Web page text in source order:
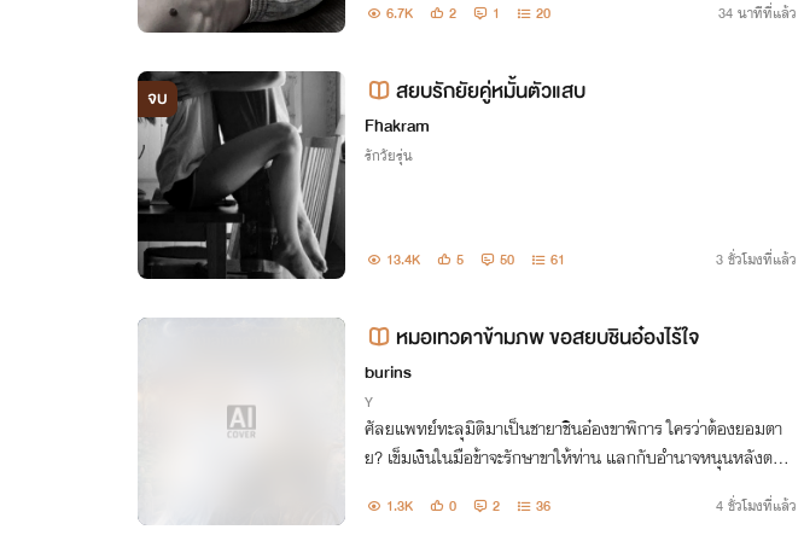
6.7K 2 1 20 34 นาทีที่แล้ว
จบ สยบรักยัยคู่หมั้นตัวแสบ
Fhakram
รักวัยรุ่น
13.4K 5 50 61 3 ชั่วโมงที่แล้ว
หมอเทวดาข้ามภพ ขอสยบชินอ๋องไร้ใจ
burins
Y
ศัลยแพทย์ทะลุมิติมาเป็นชายาชินอ๋องขาพิการ ใครว่าต้องยอมตา
ย? เข็มเงินในมือข้าจะรักษาขาให้ท่าน แลกกับอำนาจหนุนหลังตบเ
1.3K 0 2 36 4 ชั่วโมงที่แล้ว